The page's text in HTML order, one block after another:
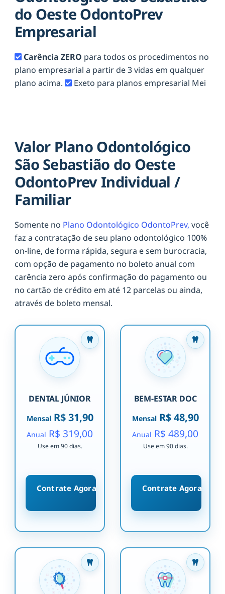
do Oeste OdontoPrev
Empresarial
Carência ZERO para todos os procedimentos no
plano empresarial a partir de 3 vidas em qualquer
plano acima.
Exeto para planos empresarial Mei
Valor Plano Odontológico
São Sebastião do Oeste
OdontoPrev Individual /
Familiar
Somente no Plano Odontológico OdontoPrev, você
faz a contratação de seu plano odontológico 100%
on-line, de forma rápida, segura e sem burocracia,
com opção de pagamento no boleto anual com
carência zero após confirmação do pagamento ou
no cartão de crédito em até 12 parcelas ou ainda,
através de boleto mensal.
DENTAL JÚNIOR
MensalR$ 31,90
Anual R$ 319,00
Use em 90 dias.
Contrate Agora
BEM-ESTAR DOC
MensalR$ 48,90
Anual R$ 489,00
Use em 90 dias.
Contrate Agora